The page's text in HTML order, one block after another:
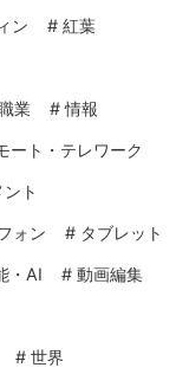
ン # 紅葉
業 #情報
ート・テレワーク
ト
ォン # タブレット
・AI # 動画編集
# 世界